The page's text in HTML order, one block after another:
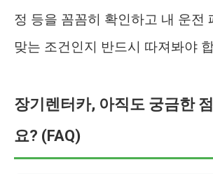
정 등을 꼼꼼히 확인하고 내 운전
맞는 조건인지 반드시 따져봐야
장기렌터카, 아직도 궁금한
요? (FAQ)